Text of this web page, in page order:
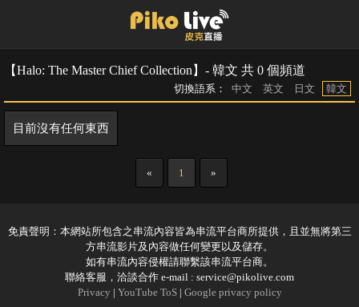
【Halo: The Master Chief Collection】- 韓文 共 0 個頻道
切換語系： 中文 英文 日文 韓文
目前沒有任何東西
« 1 »
免責聲明：本網站所包含之串流內容皆為串流平台商所提供，且並無將第三
方串流影片及內容做任何變更以及儲存。
如有串流內容侵權請聯繫該串流平台商。
聯絡客服，洽談合作 e-mail : service@pikolive.com
Privacy | YouTube ToS| Google privacy policy